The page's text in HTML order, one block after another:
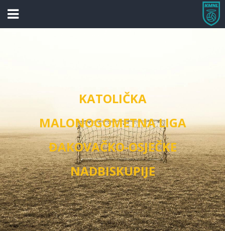
KATOLIČKA
MALONOGOMETNA LIGA
ĐAKOVAČKO-OSJEČKE
NADBISKUPIJE